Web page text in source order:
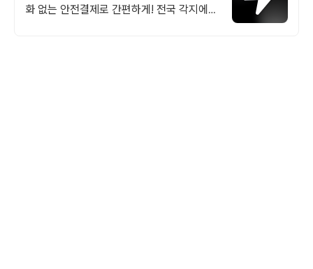
화 없는 안전결제로 간편하게! 전국 각지에서